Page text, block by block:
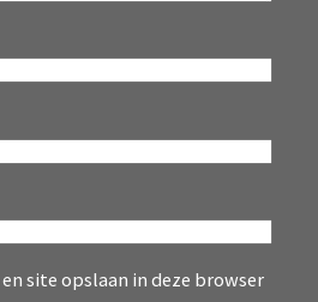
site opslaan in deze browser